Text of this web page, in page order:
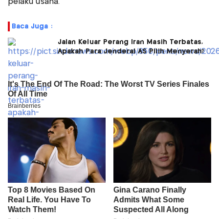
pelaku usaha.
Baca Juga :
Jalan Keluar Perang Iran Masih Terbatas,
Apakah Para Jenderal AS Pilih Menyerah?